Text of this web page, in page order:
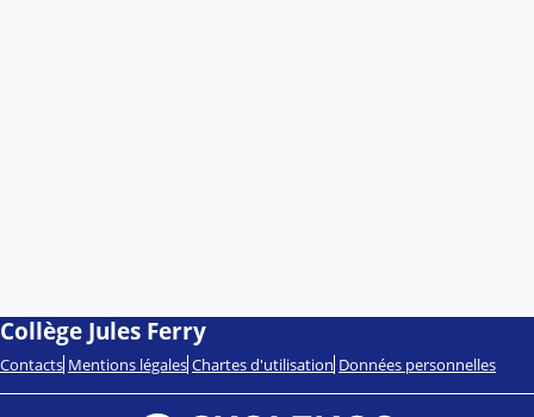
Collège Jules Ferry
Contacts Mentions légales Chartes d'utilisation Données personnelles